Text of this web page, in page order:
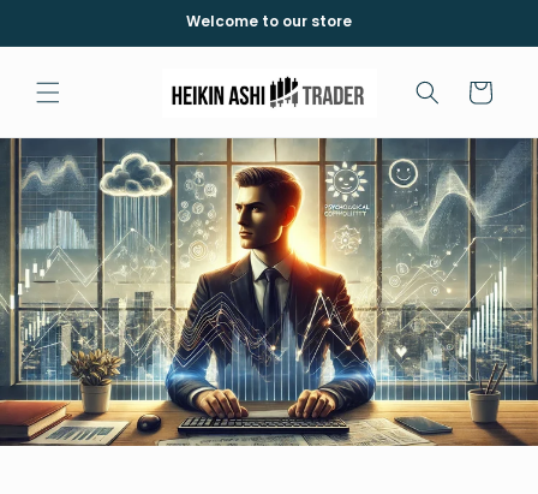
Welcome to our store
Sepet